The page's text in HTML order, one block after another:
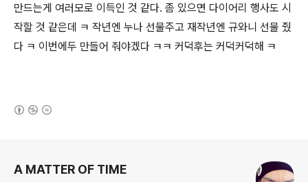
만드는게 여러모로 이득인 것 같다. 좀 있으면 다이어리 행사도 시
작할 것 같은데 ㅋ 작년엔 누나 선물주고 재작년엔 규와니 선물 줬
다 ㅋ 이번에두 만들어 줘야겠다 ㅋㅋ 커덕후는 커덕커덕해 ㅋ
A MATTER OF TIME